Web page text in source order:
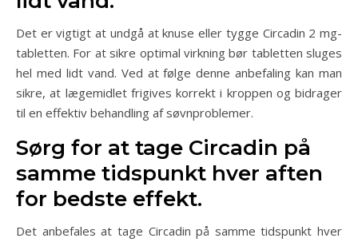
Det er vigtigt at undgå at knuse eller tygge Circadin 2 mg-
tabletten. For at sikre optimal virkning bør tabletten sluges
hel med lidt vand. Ved at følge denne anbefaling kan man
sikre, at lægemidlet frigives korrekt i kroppen og bidrager
til en effektiv behandling af søvnproblemer.
Sørg for at tage Circadin på
samme tidspunkt hver aften
for bedste effekt.
Det anbefales at tage Circadin på samme tidspunkt hver